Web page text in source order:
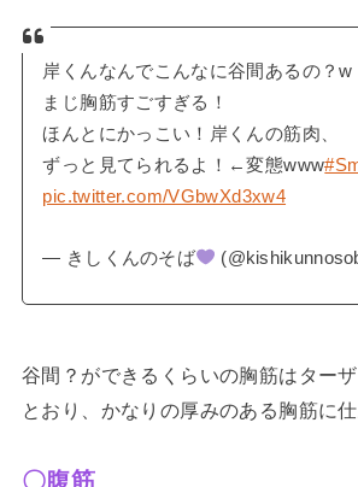
岸くんなんでこんなに谷間あるの？w
まじ胸筋すごすぎる！
ほんとにかっこい！岸くんの筋肉、
ずっと見てられるよ！←変態www
pic.twitter.com/VGbwXd3xw4
— きしくんのそば
谷間？ができるくらいの胸筋はター
とおり、かなりの厚みのある胸筋に
〇腹筋